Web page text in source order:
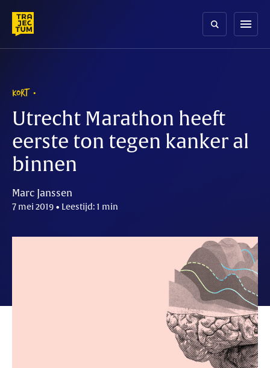
content
menu
KORT
Utrecht Marathon heeft
eerste ton tegen kanker al
binnen
Marc Janssen
7 mei 2019 • Leestijd: 1 min